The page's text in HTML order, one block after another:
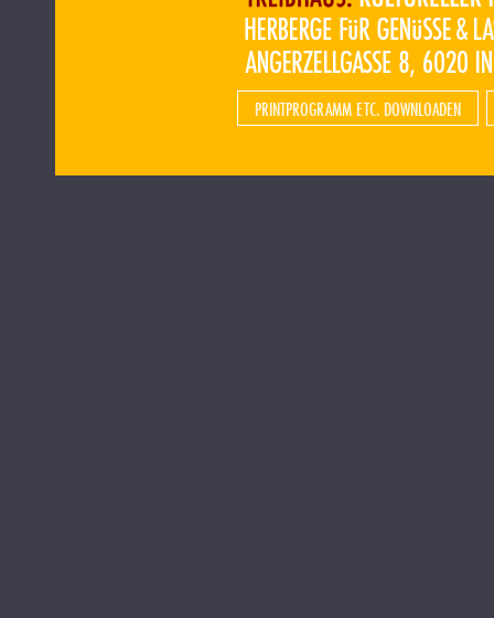
PRINTPROGRAMM ETC. DOWNLOADEN